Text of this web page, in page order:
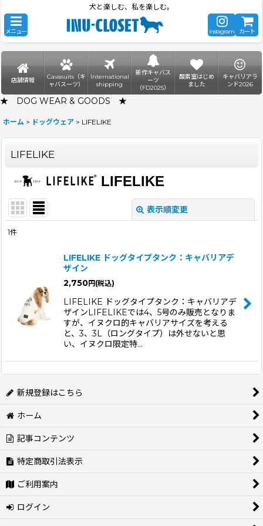
犬と楽しむ、私を楽しむ。
メニュー instagram カート
店舗情報
Cavasuits（キ
ャバスーツ）
International
shipping
新作キャバス
ーツ
（FD2025）
酸素室はじめ
ました
キャバリアラ
ンド2026
★ DOG WEAR & GOODS ★
ホーム > ドッグウェア > LIFELIKE
LIFELIKE
LIFELIKE
表示順変更
絞り込む
1件
LIFELIKE ドッグタイプタンク：キャバリアデ
ザイン
2,750円 (税込)
LIFELIKE ドッグタイプタンク：キャバリアデ
ザインLIFELIKEでは4、5号のみ販売となりま
すが、イヌクロ的キャバリアサイズを考える
と、3、3L（ロングタイプ）は外せないと思
い、イヌクロ限定特…
新規登録はこちら
ホーム
記事コンテンツ
特定商取引法表示
ご利用案内
ログイン